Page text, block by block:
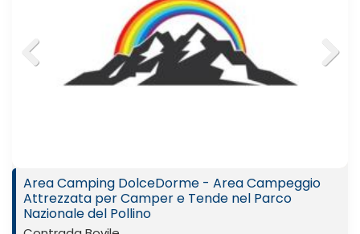
Area Camping DolceDorme - Area Campeggio
Attrezzata per Camper e Tende nel Parco
Nazionale del Pollino